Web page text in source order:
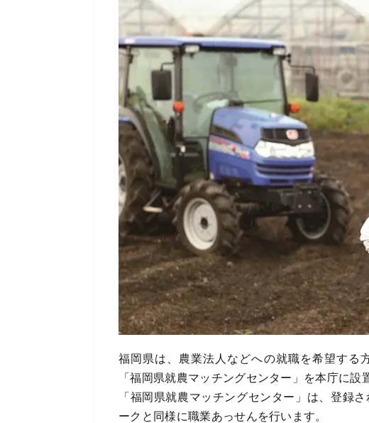
福岡県は、農業法人などへの就職を希望する
「福岡県就農マッチングセンター」を本庁に設
「福岡県就農マッチングセンター」は、登録
ークと同様に職業あっせんを行います。